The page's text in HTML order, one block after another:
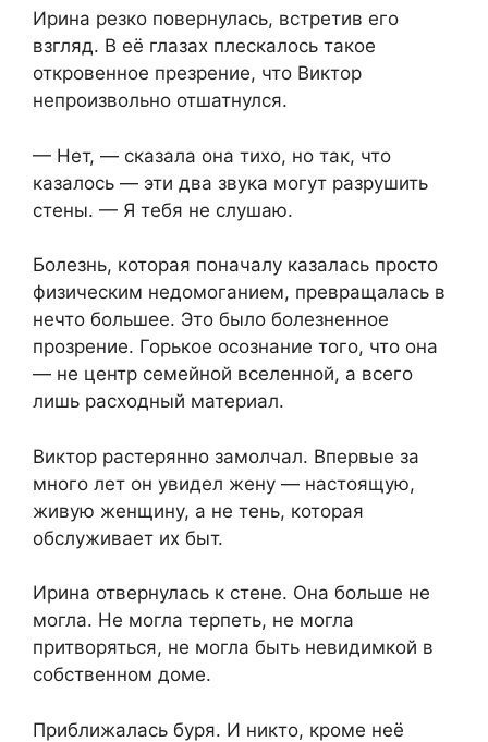
Ирина резко повернулась, встретив его
взгляд. В её глазах плескалось такое
откровенное презрение, что Виктор
непроизвольно отшатнулся.
— Нет, — сказала она тихо, но так, что
казалось — эти два звука могут разрушить
стены. — Я тебя не слушаю.
Болезнь, которая поначалу казалась просто
физическим недомоганием, превращалась в
нечто большее. Это было болезненное
прозрение. Горькое осознание того, что она
— не центр семейной вселенной, а всего
лишь расходный материал.
Виктор растерянно замолчал. Впервые за
много лет он увидел жену — настоящую,
живую женщину, а не тень, которая
обслуживает их быт.
Ирина отвернулась к стене. Она больше не
могла. Не могла терпеть, не могла
притворяться, не могла быть невидимкой в
собственном доме.
Приближалась буря. И никто, кроме неё